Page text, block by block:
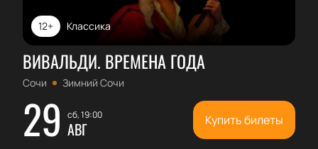
Классика
12+
ВИВАЛЬДИ. ВРЕМЕНА ГОДА
Сочи Зимний Сочи
29 сб, 19:00
АВГ Купить билеты